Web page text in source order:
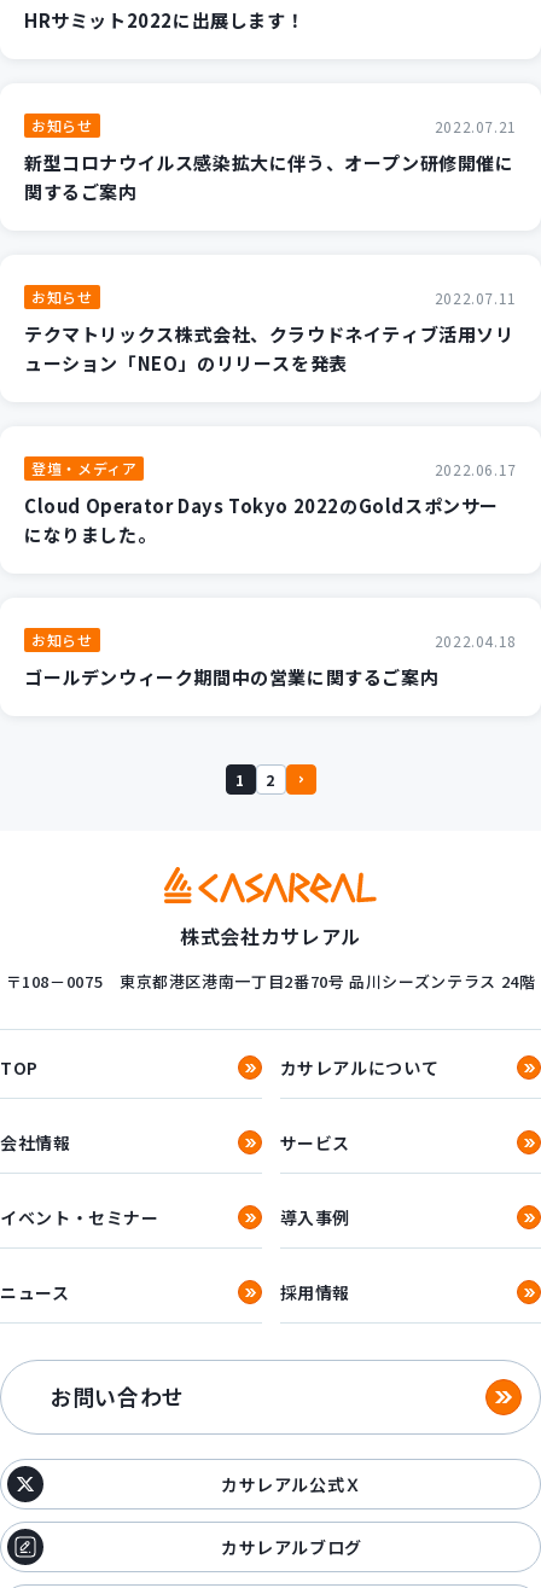
HRサミット2022に出展します！
お知らせ 2022.07.21
新型コロナウイルス感染拡大に伴う、オープン研修開催に
関するご案内
お知らせ 2022.07.11
テクマトリックス株式会社、クラウドネイティブ活用ソリ
ューション「NEO」のリリースを発表
登壇・メディア 2022.06.17
Cloud Operator Days Tokyo 2022のGoldスポンサー
になりました。
お知らせ 2022.04.18
ゴールデンウィーク期間中の営業に関するご案内
1 2
株式会社カサレアル
〒108－0075 東京都港区港南一丁目2番70号 品川シーズンテラス 24階
TOP カサレアルについて
会社情報 サービス
イベント・セミナー 導入事例
ニュース 採用情報
お問い合わせ
カサレアル公式Ｘ
カサレアルブログ